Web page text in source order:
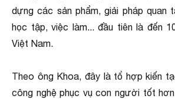
dựng các sản phẩm, giải pháp quan
học tập, việc làm... đầu tiên là đến
Việt Nam.
Theo ông Khoa, đây là tổ hợp kiến
công nghệ phục vụ con người tốt